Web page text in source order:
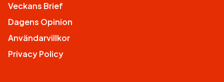
Veckans Brief
Dagens Opinion
Användarvillkor
Privacy Policy